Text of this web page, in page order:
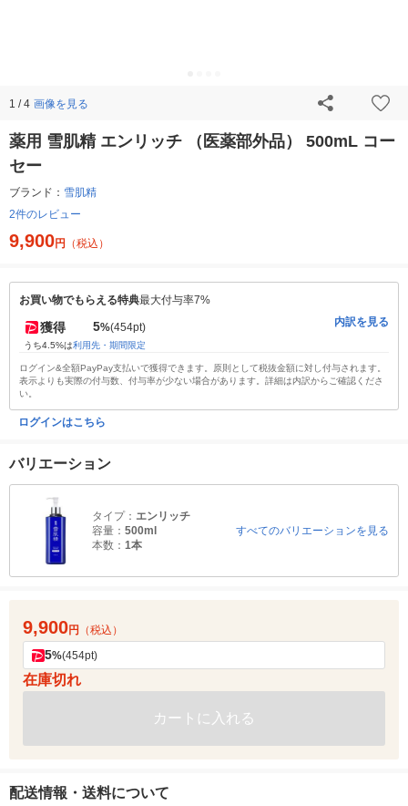
1 / 4 画像を見る
薬用 雪肌精 エンリッチ （医薬部外品） 500mL コー
セー
ブランド： 雪肌精
2件のレビュー
9,900円 （税込）
お買い物でもらえる特典最大付与率7%
獲得 5%(454pt)
うち4.5%は利用先・期間限定
内訳を見る
ログイン&全額PayPay支払いで獲得できます。原則として税抜金額に対し付与されます。
表示よりも実際の付与数、付与率が少ない場合があります。詳細は内訳からご確認くださ
い。
ログインはこちら
バリエーション
タイプ： エンリッチ
容量： 500ml
本数： 1本
すべてのバリエーションを見る
9,900円 （税込）
5%(454pt)
在庫切れ
カートに入れる
配送情報・送料について